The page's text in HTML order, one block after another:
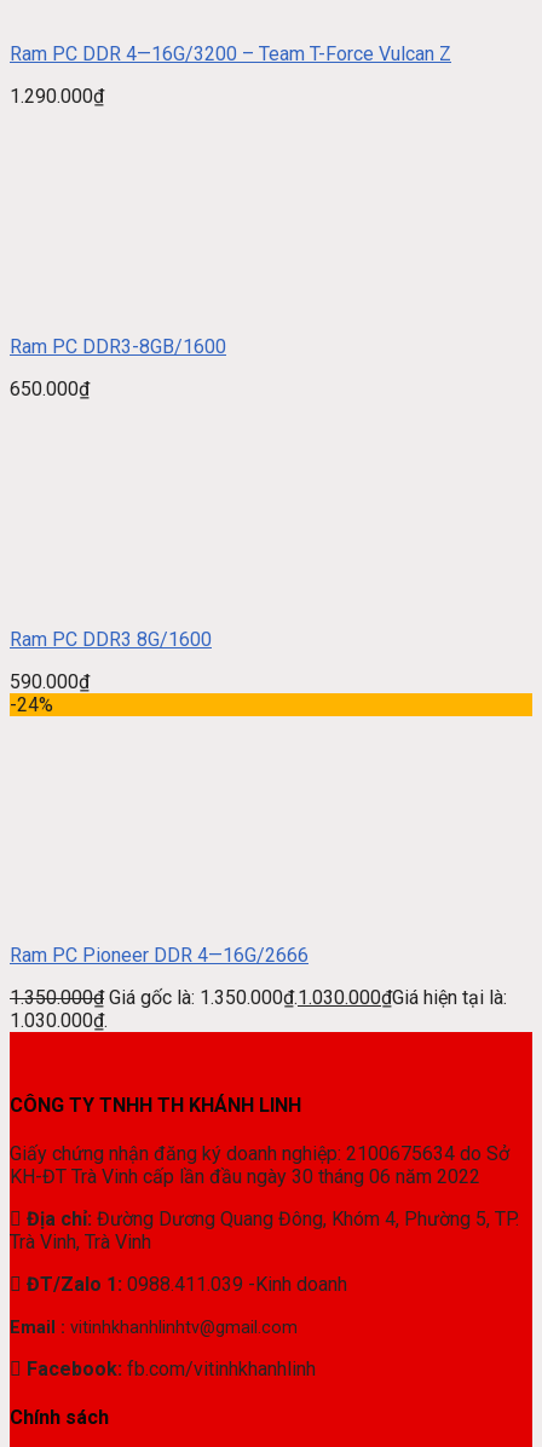
Ram PC DDR 4—16G/3200 – Team T-Force Vulcan Z
1.290.000₫
Ram PC DDR3-8GB/1600
650.000₫
Ram PC DDR3 8G/1600
590.000₫
-24%
Ram PC Pioneer DDR 4—16G/2666
1.350.000₫ Giá gốc là: 1.350.000₫.1.030.000₫Giá hiện tại là:
1.030.000₫.
CÔNG TY TNHH TH KHÁNH LINH
Giấy chứng nhận đăng ký doanh nghiệp: 2100675634 do Sở
KH-ĐT Trà Vinh cấp lần đầu ngày 30 tháng 06 năm 2022
Địa chỉ: Đường Dương Quang Đông, Khóm 4, Phường 5, TP.
Trà Vinh, Trà Vinh
ĐT/Zalo 1: 0988.411.039 -Kinh doanh
Email : vitinhkhanhlinhtv@gmail.com
Facebook: fb.com/vitinhkhanhlinh
Chính sách